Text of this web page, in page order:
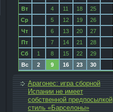
Вт
4 11 18
25
Ср
5 12 19
26
Чт
6 13 20
27
Пт
7 14 21
28
Сб
1 8 15 22
29
Вс
2 9 16 23 30
Арагонес: игра сборной
Испании не имеет
собственной предпосылкой
стиль «Барселоны»